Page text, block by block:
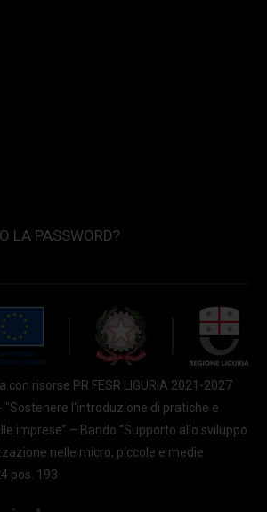
LA PASSWORD?
con risorse PR FESR LIGURIA 2021-2027
"Sostenere l'introduzione di pratiche e
imprese” – Bando “Supporto allo sviluppo
nelle micro, piccole e medie
pos. 193